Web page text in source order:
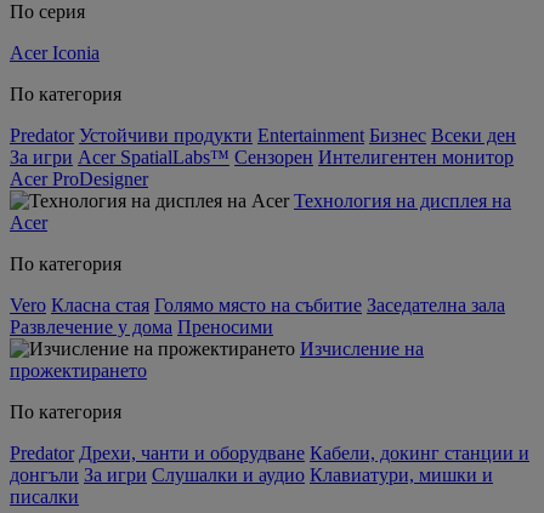
По серия
Acer Iconia
По категория
Predator Устойчиви продукти Entertainment Бизнес Всеки ден
За игри Acer SpatialLabs™ Сензорен Интелигентен монитор
Acer ProDesigner
Технология на дисплея на
Acer
По категория
Vero Класна стая Голямо място на събитие Заседателна зала
Развлечение у дома Преносими
Изчисление на
прожектирането
По категория
Predator Дрехи, чанти и оборудване Кабели, докинг станции и
донгъли За игри Слушалки и аудио Клавиатури, мишки и
писалки